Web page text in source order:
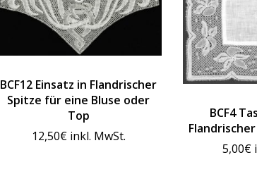
BCF12 Einsatz in Flandrischer
Spitze für eine Bluse oder
Top
12,50€ inkl. MwSt.
BCF4
5,00€